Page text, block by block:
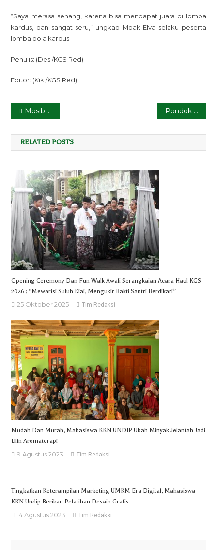
“Saya merasa senang, karena bisa mendapat juara di lomba
kardus, dan sangat seru,” ungkap Mbak Elva selaku peserta
lomba bola kardus.
Penulis: (Desi/KGS Red)
Editor: (Kiki/KGS Red)
Navigasi
pos
Mosiba sebagai Ajang Pengenalan Kehidupan Pesantren untuk Santri Baru PP. KGS Pondok Pesantren Kyai Galang Sewu Lestarikan Tradisi Rabu Wekasan dengan Mujahadah dan Amalan Khusus
RELATED POSTS
Opening Ceremony Dan Fun Walk Awali Serangkaian Acara Haul KGS
2026 : “Mewarisi Suluh Kiai, Mengukir Bakti Santri Berdikari”
25 Oktober 2025 Tim Redaksi
Mudah Dan Murah, Mahasiswa KKN UNDIP Ubah Minyak Jelantah Jadi
Lilin Aromaterapi
9 Agustus 2023 Tim Redaksi
Tingkatkan Keterampilan Marketing UMKM Era Digital, Mahasiswa
KKN Undip Berikan Pelatihan Desain Grafis
14 Agustus 2023 Tim Redaksi